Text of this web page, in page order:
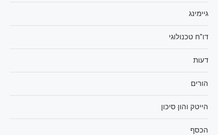
גיימינג
דו"ח טכנולוגי
דעות
הורים
הייטק והון סיכון
הכסף